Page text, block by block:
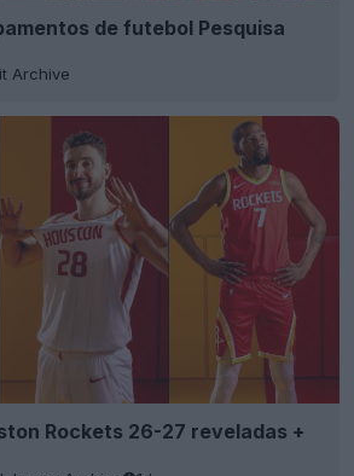
de futebol Pesquisa
Archive
Rockets 26-27 reveladas +